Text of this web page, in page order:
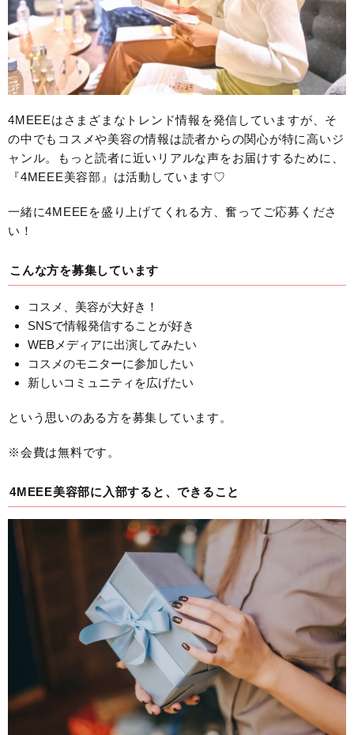
4MEEEはさまざまなトレンド情報を発信していますが、そ
の中でもコスメや美容の情報は読者からの関心が特に高いジ
ャンル。もっと読者に近いリアルな声をお届けするために、
『4MEEE美容部』は活動しています♡
一緒に4MEEEを盛り上げてくれる方、奮ってご応募くださ
い！
こんな方を募集しています
コスメ、美容が大好き！
SNSで情報発信することが好き
WEBメディアに出演してみたい
コスメのモニターに参加したい
新しいコミュニティを広げたい
という思いのある方を募集しています。
※会費は無料です。
4MEEE美容部に入部すると、できること